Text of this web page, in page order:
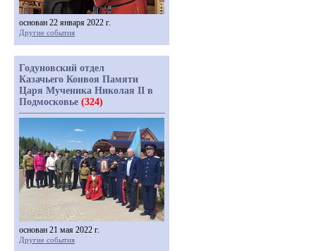
основан 22 января 2022 г.
Другие события
Годуновский отдел
Казачьего Конвоя Памяти
Царя Мученика Николая II в
Подмосковье (324)
основан 21 мая 2022 г.
Другие события